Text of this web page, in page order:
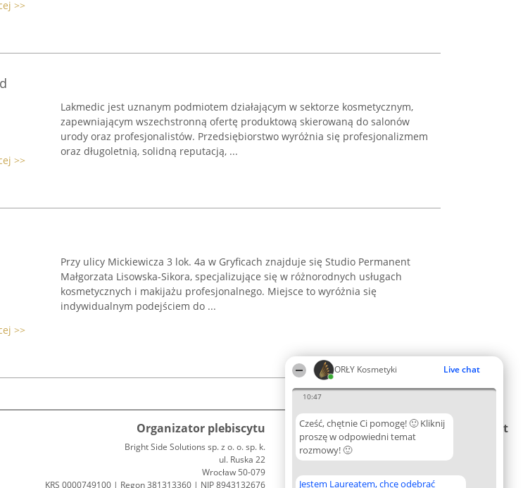
ORŁY Kosmetyki Live chat
10:47
Cześć, chętnie Ci pomogę! 🙂 Kliknij
proszę w odpowiedni temat
rozmowy! 🙂
Jestem Laureatem, chcę odebrać
>>
>>
Lakmedic jest uznanym podmiotem działającym w sektorze kosmetycznym,
zapewniającym wszechstronną ofertę produktową skierowaną do salonów
urody oraz profesjonalistów. Przedsiębiorstwo wyróżnia się profesjonalizmem
oraz długoletnią, solidną reputacją, ...
>>
Przy ulicy Mickiewicza 3 lok. 4a w Gryficach znajduje się Studio Permanent
Małgorzata Lisowska-Sikora, specjalizujące się w różnorodnych usługach
kosmetycznych i makijażu profesjonalnego. Miejsce to wyróżnia się
indywidualnym podejściem do ...
Organizator plebiscytu
Bright Side Solutions sp. z o. o. sp. k.
ul. Ruska 22
Wrocław 50-079
KRS 0000749100 | Regon 381313360 | NIP 8943132676
Plebiscyt
Laureaci
Lista
Laureatów
Blog
List of Articles
Kontakt